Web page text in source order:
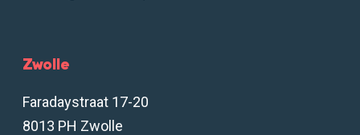
Zwolle
Faradaystraat 17-20
8013 PH Zwolle